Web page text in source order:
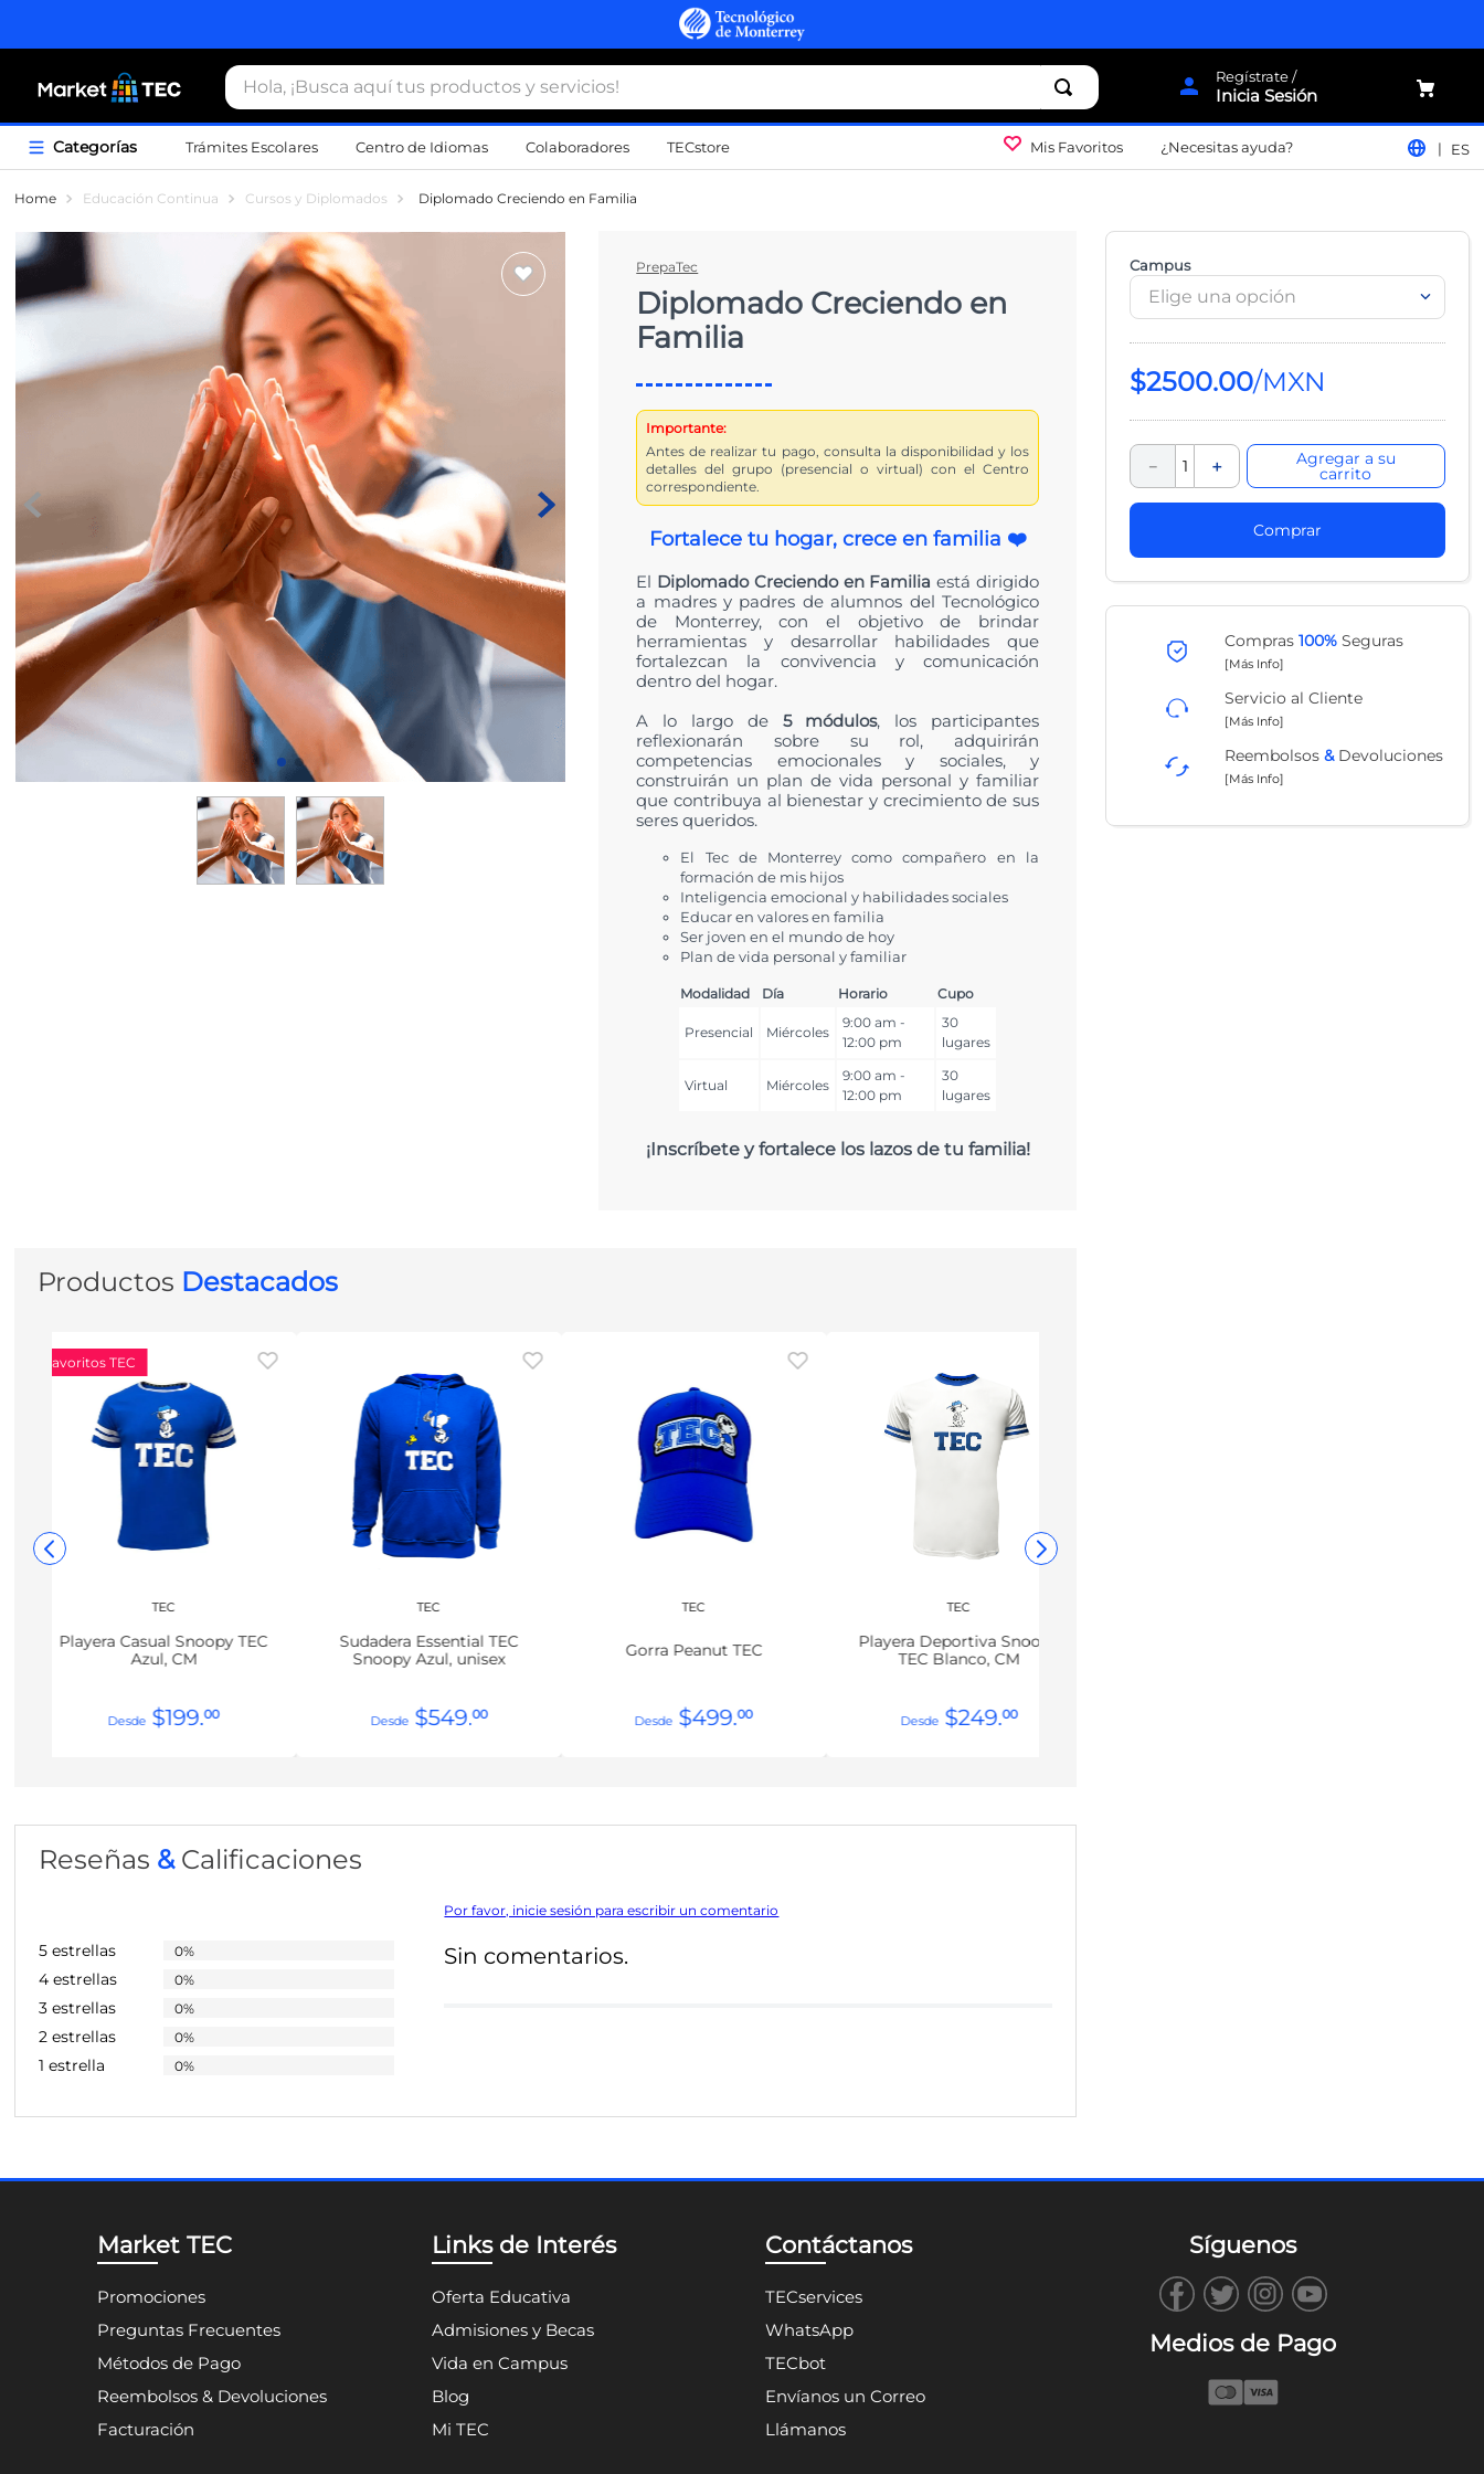
Hola, ¡Busca aquí tus productos y servicios!
Inicia Sesión
Trámites Escolares Centro de Idiomas Colaboradores TECstore Mis Favoritos ¿Necesitas ayuda? ES
Educación Continua Cursos y Diplomados Diplomado Creciendo en Familia
PrepaTec
Diplomado Creciendo en
Familia
Importante:
Antes de realizar tu pago, consulta la disponibilidad y los
detalles del grupo (presencial o virtual) con el Centro
correspondiente.
Fortalece tu hogar, crece en familia ❤️
El Diplomado Creciendo en Familia está dirigido
a madres y padres de alumnos del Tecnológico
de Monterrey, con el objetivo de brindar
herramientas y desarrollar habilidades que
fortalezcan la convivencia y comunicación
dentro del hogar.
A lo largo de 5 módulos, los participantes
reflexionarán sobre su rol, adquirirán
competencias emocionales y sociales, y
construirán un plan de vida personal y familiar
que contribuya al bienestar y crecimiento de sus
seres queridos.
El Tec de Monterrey como compañero en la
formación de mis hijos
Inteligencia emocional y habilidades sociales
Educar en valores en familia
Ser joven en el mundo de hoy
Plan de vida personal y familiar
Modalidad Día Horario Cupo
Presencial Miércoles
9:00 am -
12:00 pm
30
lugares
Virtual Miércoles
9:00 am -
12:00 pm
30
lugares
¡Inscríbete y fortalece los lazos de tu familia!
Productos Destacados
Favoritos TEC
TEC
Playera Casual Snoopy TEC
Azul, CM
$199.00
TEC
Sudadera Essential TEC
Snoopy Azul, unisex
$549.00
TEC
Gorra Peanut TEC
$499.00
TEC
Playera Deportiva Snoopy
TEC Blanco, CM
$249.00
Reseñas &Calificaciones
5 estrellas 0%
4 estrellas 0%
3 estrellas 0%
2 estrellas 0%
1 estrella 0%
Por favor, inicie sesión para escribir un comentario
Sin comentarios.
Campus
Elige una opción
$2500.00
＋
－ Agregar a su
carrito
Comprar
Compras 100%Seguras
[Más Info]
Servicio al Cliente
[Más Info]
Reembolsos &Devoluciones
[Más Info]
Market TEC
Promociones
Preguntas Frecuentes
Métodos de Pago
Reembolsos & Devoluciones
Facturación
Links de Interés
Oferta Educativa
Admisiones y Becas
Vida en Campus
Blog
Mi TEC
Contáctanos
TECservices
WhatsApp
TECbot
Envíanos un Correo
Llámanos
Síguenos
Medios de Pago
3
4
5
6.
credencial
7.
certificado
8.